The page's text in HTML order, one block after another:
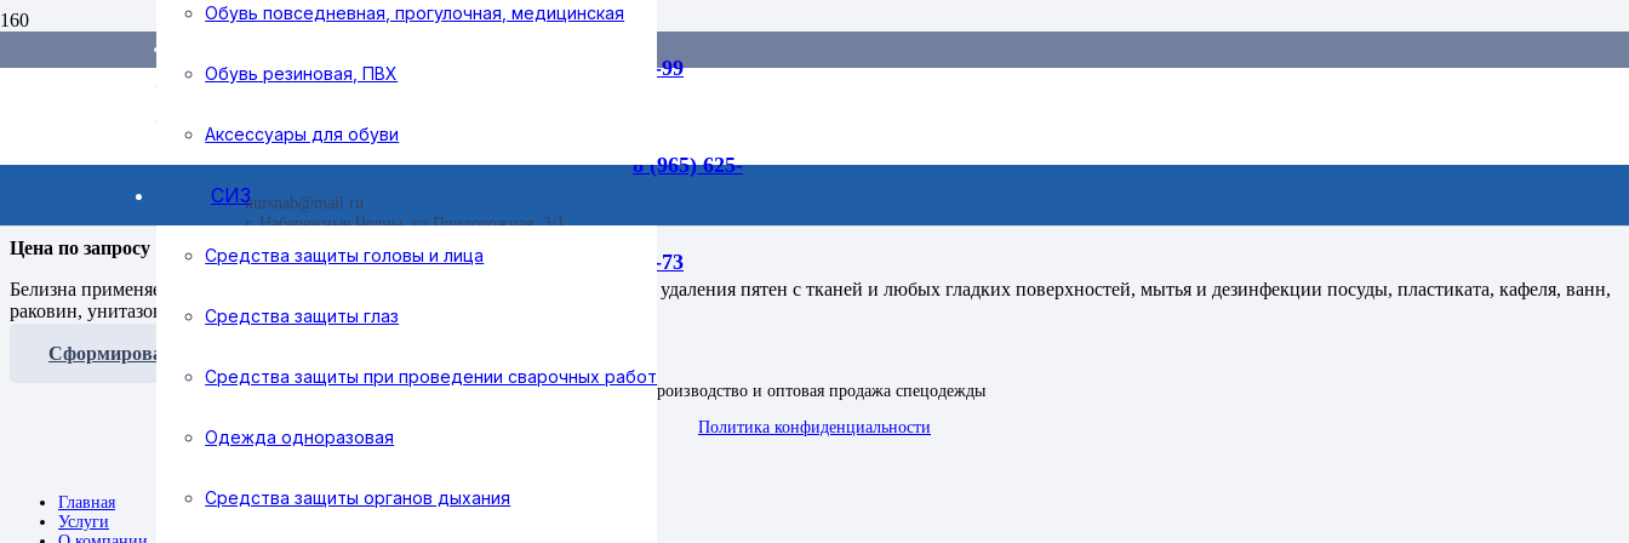
Доставка и оплата
Контакты
nursnab@mail.ru
г. Набережные Челны, ул Придорожная, 3/1
55-99
8 (965) 625-
75-73
Обувь повседневная, прогулочная, медицинская
Обувь резиновая, ПВХ
Аксессуары для обуви
СИЗ
Средства защиты головы и лица
Средства защиты глаз
Средства защиты при проведении сварочных работ
Одежда одноразовая
Средства защиты органов дыхания
Отбеливатель Белизна Люкс 1л.
Цена по запросу
Белизна применяется для отбеливания хлопчатобумажных и льняных тканей, удаления пятен с тканей и любых гладких поверхностей, мытья и дезинфекции посуды, пластиката, кафеля, ванн,
раковин, унитазов, мусорных ведер.
Сформировать заявку
Производство и оптовая продажа спецодежды
Политика конфиденциальности
Главная
Услуги